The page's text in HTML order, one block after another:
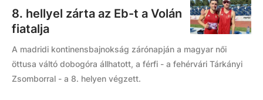
8. hellyel zárta az Eb-t a Volán
fiatalja
A madridi kontinensbajnokság zárónapján a magyar női
öttusa váltó dobogóra állhatott, a férfi - a fehérvári Tárkányi
Zsomborral - a 8. helyen végzett.